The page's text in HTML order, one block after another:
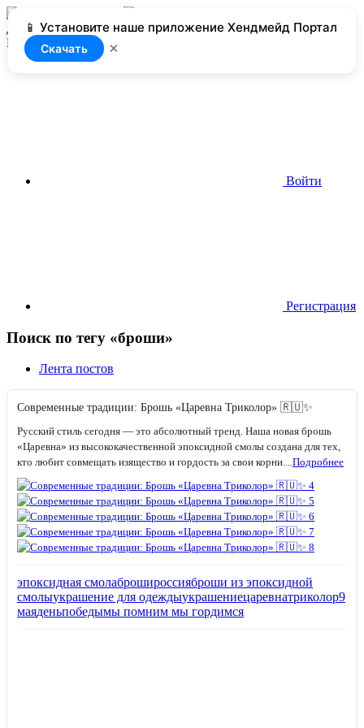
📱 Установите наше приложение Хендмейд Портал
Скачать ×
Добавить
Нет доступа
Войти
Регистрация
Поиск по тегу «броши»
Лента постов
Современные традиции: Брошь «Царевна Триколор» 🇷🇺✨
Русский стиль сегодня — это абсолютный тренд. Наша новая брошь
«Царевна» из высококачественной эпоксидной смолы создана для тех,
кто любит совмещать изящество и гордость за свои корни....Подробнее
эпоксидная смолаброшироссияброши из эпоксидной
смолыукрашение для одеждыукрашениецаревнатриколор9
маяденьпобедымы помним мы гордимся